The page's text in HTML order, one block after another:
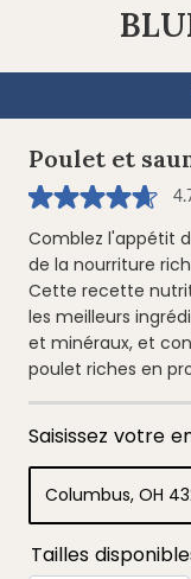
Poulet et
4.7
sur
5
,
valeur
de
note
moyenne.
Read
400
Reviews.
Lien
la
page.
Comblez l'appétit
de la nourriture
Cette recette
les meilleurs
et minéraux, et
poulet riches en